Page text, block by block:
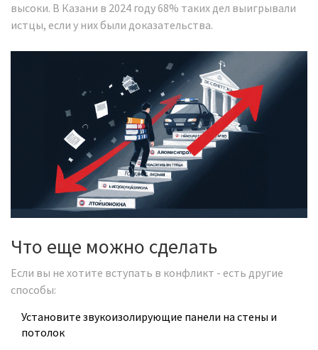
высоки. В Казани в 2024 году 68% таких дел выигрывали
истцы, если у них были доказательства.
Что еще можно сделать
Если вы не хотите вступать в конфликт - есть другие
способы:
Установите звукоизолирующие панели на стены и
потолок